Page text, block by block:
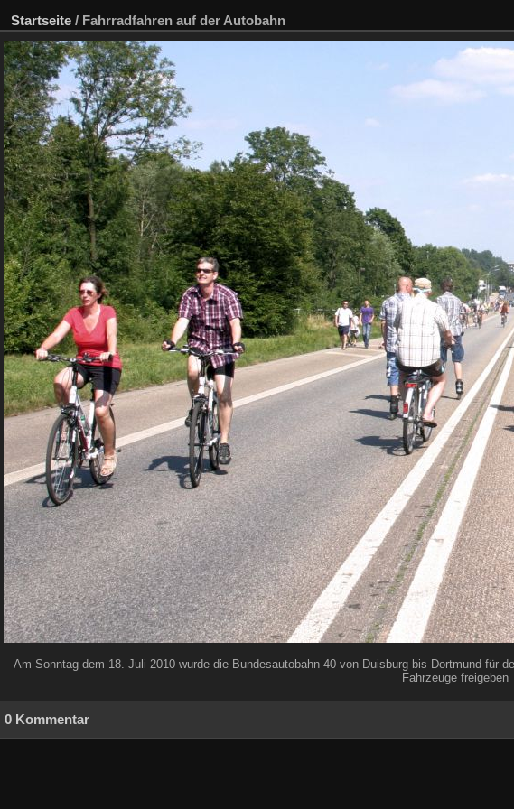
Startseite / Fahrradfahren auf der Autobahn
Am Sonntag dem 18. Juli 2010 wurde die Bundesautobahn 40 von Duisburg bis Dortmund für
Fahrzeuge freigeben
0 Kommentar